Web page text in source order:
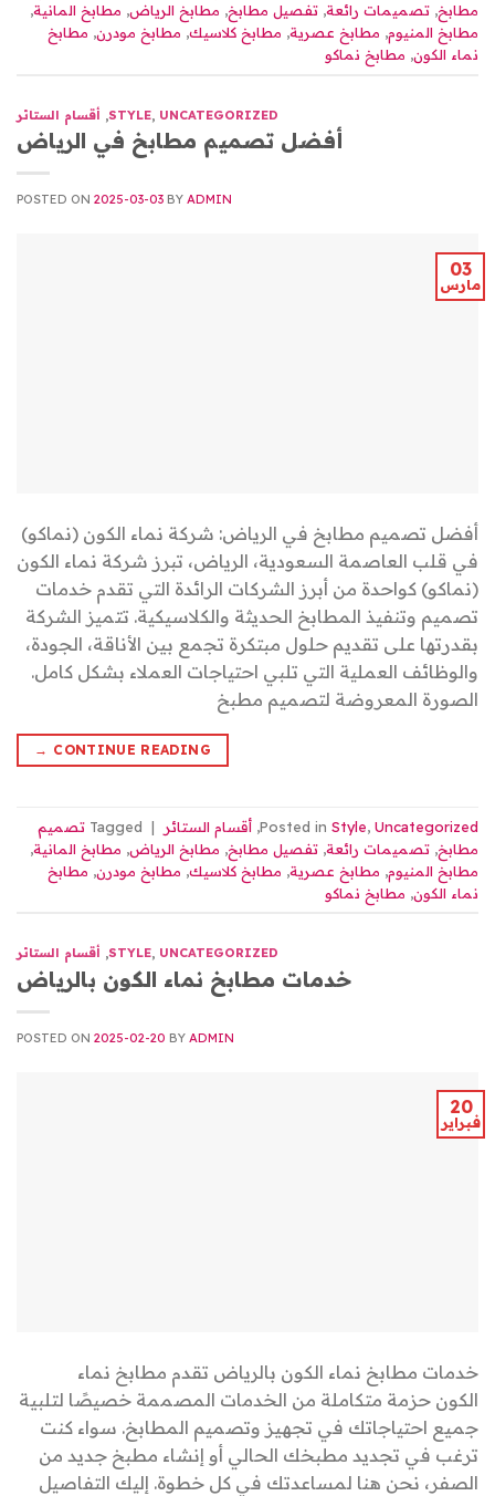
مطابخ, تصميمات رائعة, تفصيل مطابخ, مطابخ الرياض, مطابخ المانية,
مطابخ المنيوم, مطابخ عصرية, مطابخ كلاسيك, مطابخ مودرن, مطابخ
نماء الكون, مطابخ نماكو
STYLE UNCATEGORIZED أقسام الستائر
أفضل تصميم مطابخ في الرياض
POSTED ON 2025-03-03 BY ADMIN
03
مارس
أفضل تصميم مطابخ في الرياض: شركة نماء الكون (نماكو)
في قلب العاصمة السعودية، الرياض، تبرز شركة نماء الكون
(نماكو) كواحدة من أبرز الشركات الرائدة التي تقدم خدمات
تصميم وتنفيذ المطابخ الحديثة والكلاسيكية. تتميز الشركة
بقدرتها على تقديم حلول مبتكرة تجمع بين الأناقة، الجودة،
والوظائف العملية التي تلبي احتياجات العملاء بشكل كامل.
الصورة المعروضة لتصميم مطبخ
CONTINUE READING
→
Posted in Style, Uncategorized
, أقسام الستائر |
Tagged تصميم
مطابخ, تصميمات رائعة, تفصيل مطابخ, مطابخ الرياض, مطابخ المانية,
مطابخ المنيوم, مطابخ عصرية, مطابخ كلاسيك, مطابخ مودرن, مطابخ
نماء الكون, مطابخ نماكو
STYLE, UNCATEGORIZED
, أقسام الستائر
خدمات مطابخ نماء الكون بالرياض
POSTED ON 2025-02-20 BY ADMIN
20
فبراير
خدمات مطابخ نماء الكون بالرياض تقدم مطابخ نماء
الكون حزمة متكاملة من الخدمات المصممة خصيصًا لتلبية
جميع احتياجاتك في تجهيز وتصميم المطابخ. سواء كنت
ترغب في تجديد مطبخك الحالي أو إنشاء مطبخ جديد من
الصفر، نحن هنا لمساعدتك في كل خطوة. إليك التفاصيل